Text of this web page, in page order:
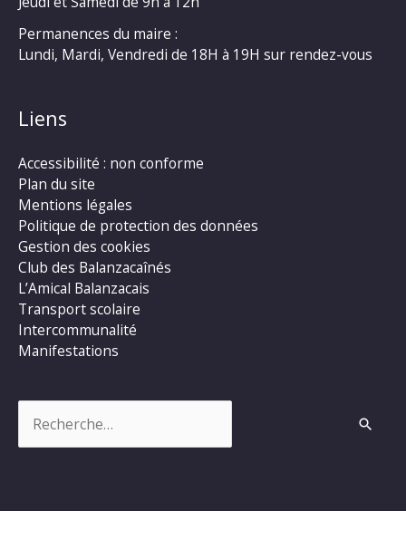
Permanences du maire :
Lundi, Mardi, Vendredi de 18H à 19H sur rendez-vous
Liens
Accessibilité : non conforme
Plan du site
Mentions légales
Politique de protection des données
Gestion des cookies
Club des Balanzacaînés
L’Amical Balanzacais
Transport scolaire
Intercommunalité
Manifestations